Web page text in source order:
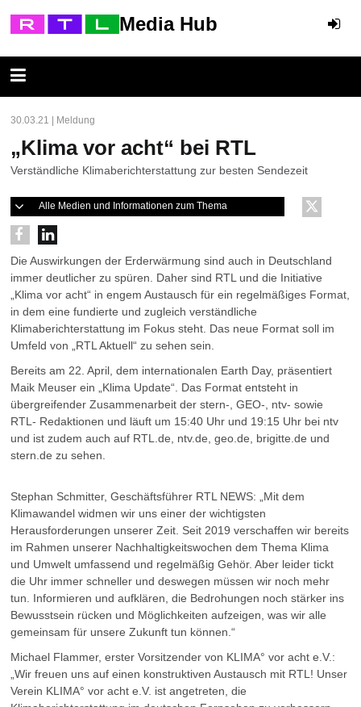
Media Hub
30.03.21 | Meldung
„Klima vor acht“ bei RTL
Verständliche Klimaberichterstattung zur besten Sendezeit
Alle Medien und Informationen zum Thema
Die Auswirkungen der Erderwärmung sind auch in Deutschland
immer deutlicher zu spüren. Daher sind RTL und die Initiative
„Klima vor acht“ in engem Austausch für ein regelmäßiges Format,
in dem eine fundierte und zugleich verständliche
Klimaberichterstattung im Fokus steht. Das neue Format soll im
Umfeld von „RTL Aktuell“ zu sehen sein.
Bereits am 22. April, dem internationalen Earth Day, präsentiert
Maik Meuser ein „Klima Update“. Das Format entsteht in
übergreifender Zusammenarbeit der stern-, GEO-, ntv- sowie
RTL- Redaktionen und läuft um 15:40 Uhr und 19:15 Uhr bei ntv
und ist zudem auch auf RTL.de, ntv.de, geo.de, brigitte.de und
stern.de zu sehen.
Stephan Schmitter, Geschäftsführer RTL NEWS: „Mit dem
Klimawandel widmen wir uns einer der wichtigsten
Herausforderungen unserer Zeit. Seit 2019 verschaffen wir bereits
im Rahmen unserer Nachhaltigkeitswochen dem Thema Klima
und Umwelt umfassend und regelmäßig Gehör. Aber leider tickt
die Uhr immer schneller und deswegen müssen wir noch mehr
tun. Informieren und aufklären, die Bedrohungen noch stärker ins
Bewusstsein rücken und Möglichkeiten aufzeigen, was wir alle
gemeinsam für unsere Zukunft tun können.“
Michael Flammer, erster Vorsitzender von KLIMA° vor acht e.V.:
„Wir freuen uns auf einen konstruktiven Austausch mit RTL! Unser
Verein KLIMA° vor acht e.V. ist angetreten, die